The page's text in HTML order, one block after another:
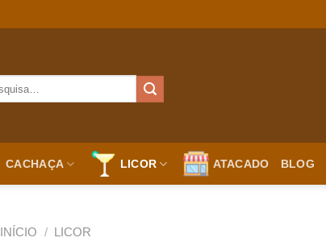
CACHAÇA LICOR ATACADO BLOG
INÍCIO / LICOR